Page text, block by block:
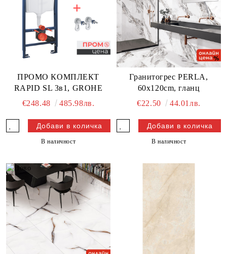
ПРОМО КОМПЛЕКТ
RAPID SL 3в1, GROHE
€248.48
485.98лв.
В наличност
Гранитогрес PERLA,
60x120cm, гланц
€22.50
44.01лв.
В наличност